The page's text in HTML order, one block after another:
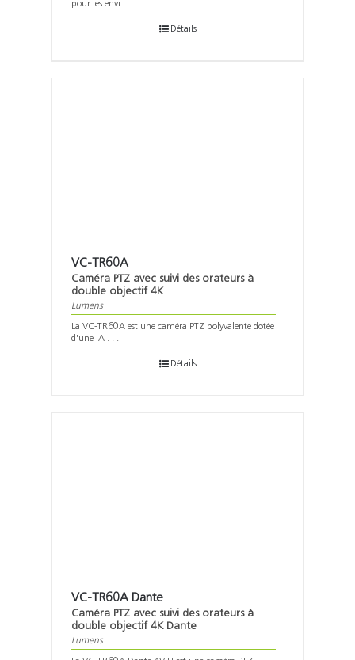
pour les envi . . .
Détails
VC-TR60A
Caméra PTZ avec suivi des orateurs à
double objectif 4K
Lumens
La VC-TR60A est une caméra PTZ polyvalente dotée
d'une IA . . .
Détails
VC-TR60A Dante
Caméra PTZ avec suivi des orateurs à
double objectif 4K Dante
Lumens